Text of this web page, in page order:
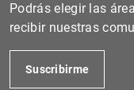
Podrás elegir las
recibir nuestras
Suscribirme